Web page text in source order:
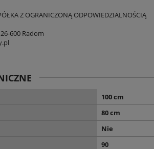
Z OGRANICZONĄ ODPOWIEDZIALNOŚCIĄ
600 Radom
100 cm
80 cm
Nie
90